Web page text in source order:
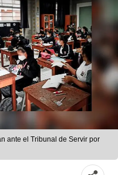
ante el Tribunal de Servir por